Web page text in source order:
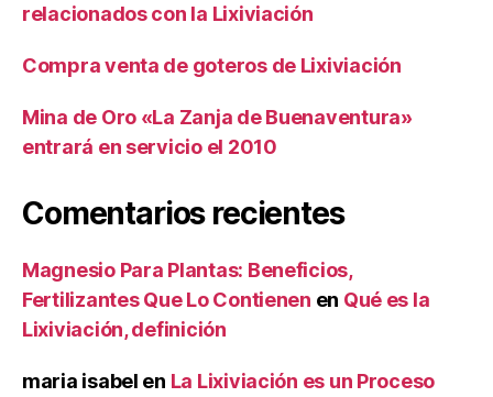
relacionados con la Lixiviación
Compra venta de goteros de Lixiviación
Mina de Oro «La Zanja de Buenaventura»
entrará en servicio el 2010
Comentarios recientes
Magnesio Para Plantas: Beneficios,
Fertilizantes Que Lo Contienen en Qué es la
Lixiviación, definición
maria isabel en La Lixiviación es un Proceso